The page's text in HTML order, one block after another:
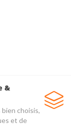
&
choisis,
et de